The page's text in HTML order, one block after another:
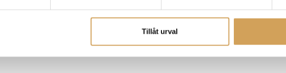
Tillåt urval